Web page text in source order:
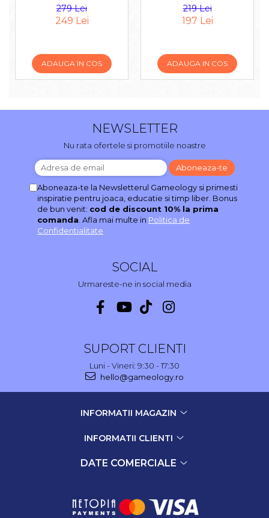
279 Lei
249 Lei
ADAUGA IN COS
219 Lei
197 Lei
ADAUGA IN COS
NEWSLETTER
Nu rata ofertele si promotiile noastre
Aboneaza-te la Newsletterul Gameology si primesti
inspiratie pentru joaca, educatie si timp liber. Bonus
de bun venit: cod de discount 10% la prima
comanda. Afla mai multe in Politica de
Confidentialitate
SOCIAL
Urmareste-ne in social media
SUPORT CLIENTI
Luni - Vineri: 9:30 - 17:30
hello@gameology.ro
INFORMATII MAGAZIN
INFORMATII CLIENTI
DATE COMERCIALE